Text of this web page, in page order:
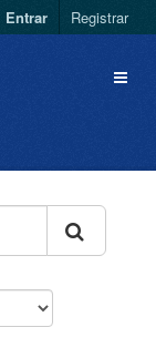
Entrar Registrar